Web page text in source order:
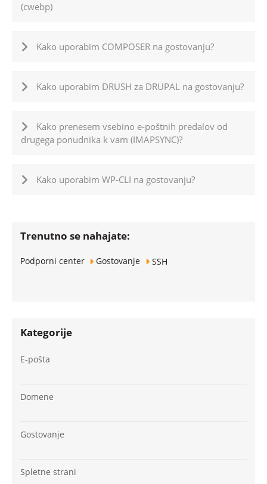
(cwebp)
Kako uporabim COMPOSER na gostovanju?
Kako uporabim DRUSH za DRUPAL na gostovanju?
Kako prenesem vsebino e-poštnih predalov od
drugega ponudnika k vam (IMAPSYNC)?
Kako uporabim WP-CLI na gostovanju?
Trenutno se nahajate:
Podporni center Gostovanje SSH
Kategorije
E-pošta
Domene
Gostovanje
Spletne strani